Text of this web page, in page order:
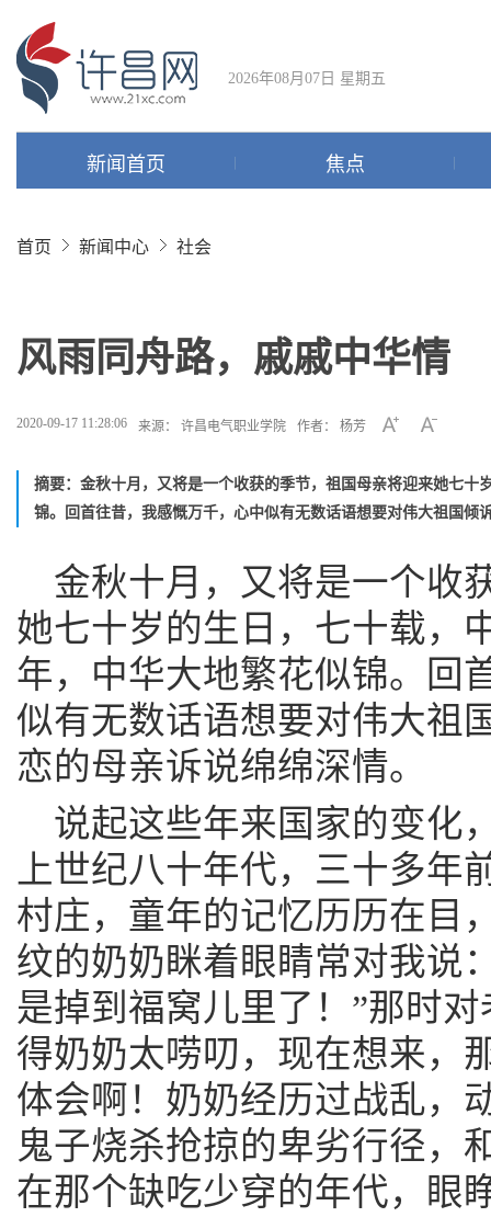
2026年08月07日 星期五
新闻首页 焦点
首页 新闻中心 社会
风雨同舟路，戚戚中华情
2020-09-17 11:28:06 来源： 许昌电气职业学院 作者： 杨芳
摘要： ​金秋十月，又将是一个收获的季节，祖国母亲将迎来她七
锦。回首往昔，我感慨万千，心中似有无数话语想要对伟大祖国倾
金秋十月，又将是一个收
她七十岁的生日，七十载，
年，中华大地繁花似锦。回
似有无数话语想要对伟大祖
恋的母亲诉说绵绵深情。
说起这些年来国家的变化
上世纪八十年代，三十多年
村庄，童年的记忆历历在目
纹的奶奶眯着眼睛常对我说
是掉到福窝儿里了！”那时
得奶奶太唠叨，现在想来，
体会啊！奶奶经历过战乱，
鬼子烧杀抢掠的卑劣行径，
在那个缺吃少穿的年代，眼